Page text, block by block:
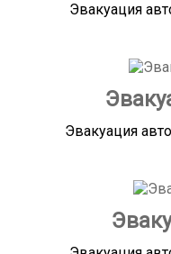
Эвакуация
Эвакуация